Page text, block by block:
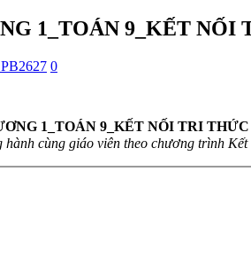
1_TOÁN 9_KẾT NỐI
0
1_TOÁN 9_KẾT NỐI TRI THỨC
hành cùng giáo viên theo chương trình